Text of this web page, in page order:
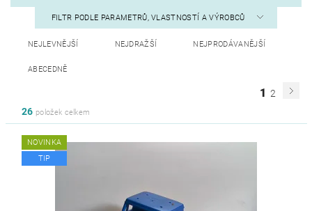
FILTR PODLE PARAMETRŮ, VLASTNOSTÍ A VÝROBCŮ
NEJLEVNĚJŠÍ NEJDRAŽŠÍ NEJPRODÁVANĚJŠÍ
ABECEDNĚ
1 2
26 položek celkem
NOVINKA
TIP